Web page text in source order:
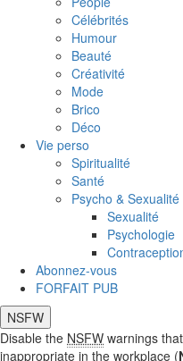
Célébrités
Humour
Beauté
Créativité
Mode
Brico
Déco
Vie perso
Spiritualité
Santé
Psycho & Sexualité
Sexualité
Psychologie
Abonnez-vous
FORFAIT PUB
NSFW
Disable the NSFW warnings
inappropriate in the workplace (